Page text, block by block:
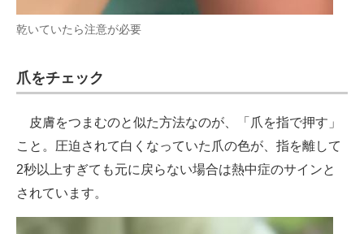
乾いていたら注意が必要
爪をチェック
皮膚をつまむのと似た方法なのが、「爪を指で押す」
こと。圧迫されて白くなっていた爪の色が、指を離して
2秒以上すぎても元に戻らない場合は熱中症のサインと
されています。